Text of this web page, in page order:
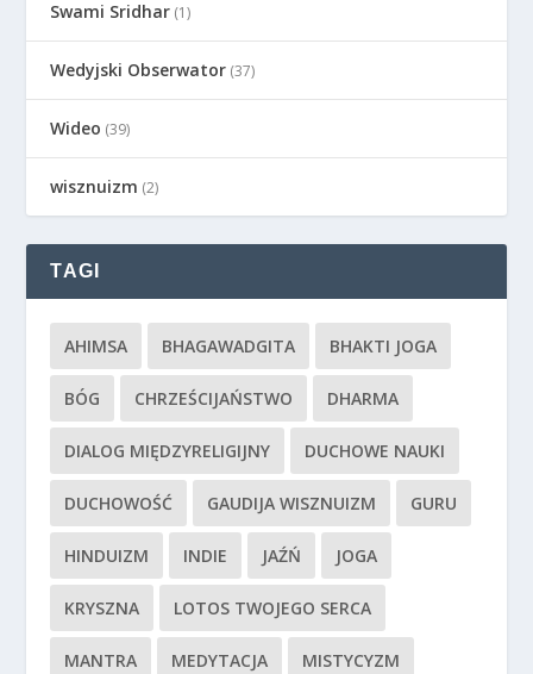
Swami Sridhar (1)
Wedyjski Obserwator (37)
Wideo (39)
wisznuizm (2)
TAGI
AHIMSA BHAGAWADGITA BHAKTI JOGA
BÓG CHRZEŚCIJAŃSTWO DHARMA
DIALOG MIĘDZYRELIGIJNY DUCHOWE NAUKI
DUCHOWOŚĆ GAUDIJA WISZNUIZM GURU
HINDUIZM INDIE JAŹŃ JOGA
KRYSZNA LOTOS TWOJEGO SERCA
MANTRA MEDYTACJA MISTYCYZM